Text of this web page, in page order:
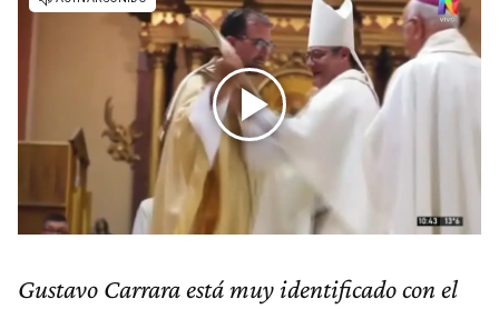
Gustavo Carrara está muy identificado con el